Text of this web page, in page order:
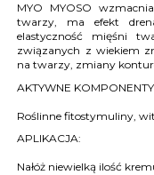
MYO MYOSO
twarzy, ma efekt
elastyczność mięśni
związanych z wiekiem
na twarzy, zmiany
AKTYWNE KOMPONENTY
Roślinne fitostymuliny,
APLIKACJA:
Nałóż niewielką ilość